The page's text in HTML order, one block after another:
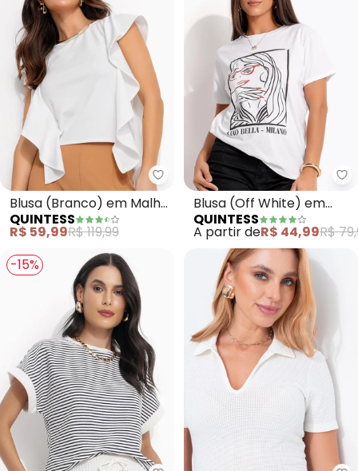
Quintess - Blusa (Branco) em
Blusa (Branco) em Malha
Crepe
QUINTESS
R$ 59,99R$ 119,99
Blusa (Off White) em
Malha de Algodão
Penteado
QUINTESS
A partir deR$ 44,99R$
-15%